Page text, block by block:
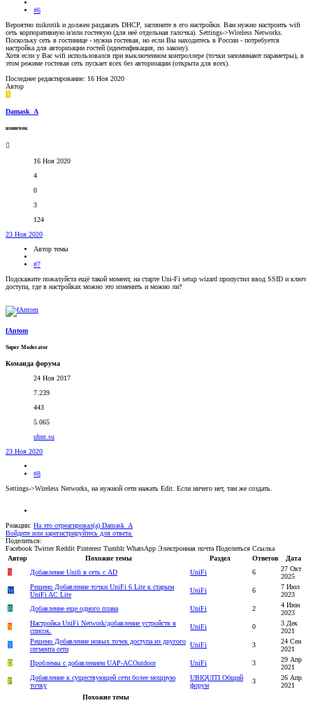
#6
Вероятно mikrotik и должен раздавать DHCP, загляните в его настройки. Вам нужно настроить wifi
сеть корпоративную и/или гостевую (для неё отдельная галочка). Settings->Wireless Networks.
Поскольку сеть в гостинице - нужна гостевая, но если Вы находитесь в России - потребуется
настройка для авторизации гостей (идентификация, по закону).
Хотя если у Вас wifi использовался при выключенном контроллере (точки запоминают параметры), в
этом режиме гостевая сеть пускает всех без авторизации (открыта для всех).
Последнее редактирование: 16 Ноя 2020
Автор
D
Damask_A
новичок
16 Ноя 2020
4
0
3
124
23 Ноя 2020
Автор темы
#7
Подскажите пожалуйста ещё такой момент, на старте Uni-Fi setup wizard пропустил ввод SSID и ключ
доступа, где в настройках можно это изменить и можно ли?
fAntom
Super Moderator
Команда форума
24 Ноя 2017
7.239
443
5.065
ubnt.su
23 Ноя 2020
#8
Settings->Wireless Networks, на нужной сети нажать Edit. Если ничего нет, там же создать.
Реакции: На это отреагировал(а) Damask_A
Войдите или зарегистрируйтесь для ответа.
Поделиться:
Facebook Twitter Reddit Pinterest Tumblr WhatsApp Электронная почта Поделиться Ссылка
Автор
Похожие темы Раздел Ответов
Дата
S
Добавление Unifi в сеть с AD UniFi 6
27 Окт
2025
W
Решено Добавление точки UniFi 6 Lite к старым
UniFi AC Lite
UniFi 6
7 Июл
2023
B
Добавление еще одного плана UniFi 2
4 Июн
2023
S
Настройка UniFi Network/добавление устройств в
список.
UniFi 0
3 Дек
2021
Y
Решено Добавление новых точек доступа из другого
сегмента сети
UniFi 3
24 Сен
2021
D
Проблемы с добавлением UAP-ACOutdoor UniFi 3
29 Апр
2021
P
Добавление к существующей сети более мощную
точку
UBIQUITI Общий
форум
3
26 Апр
2021
Похожие темы